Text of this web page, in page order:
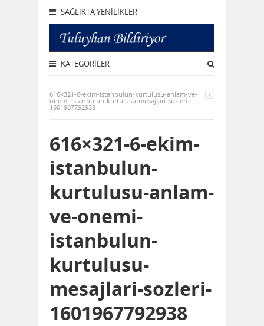
SAĞLIKTA YENILIKLER
KATEGORILER
616×321-6-ekim-istanbulun-kurtulusu-anlam-ve-
onemi-istanbulun-kurtulusu-mesajlari-sozleri-
1601967792938
616×321-6-ekim-
istanbulun-
kurtulusu-anlam-
ve-onemi-
istanbulun-
kurtulusu-
mesajlari-sozleri-
1601967792938